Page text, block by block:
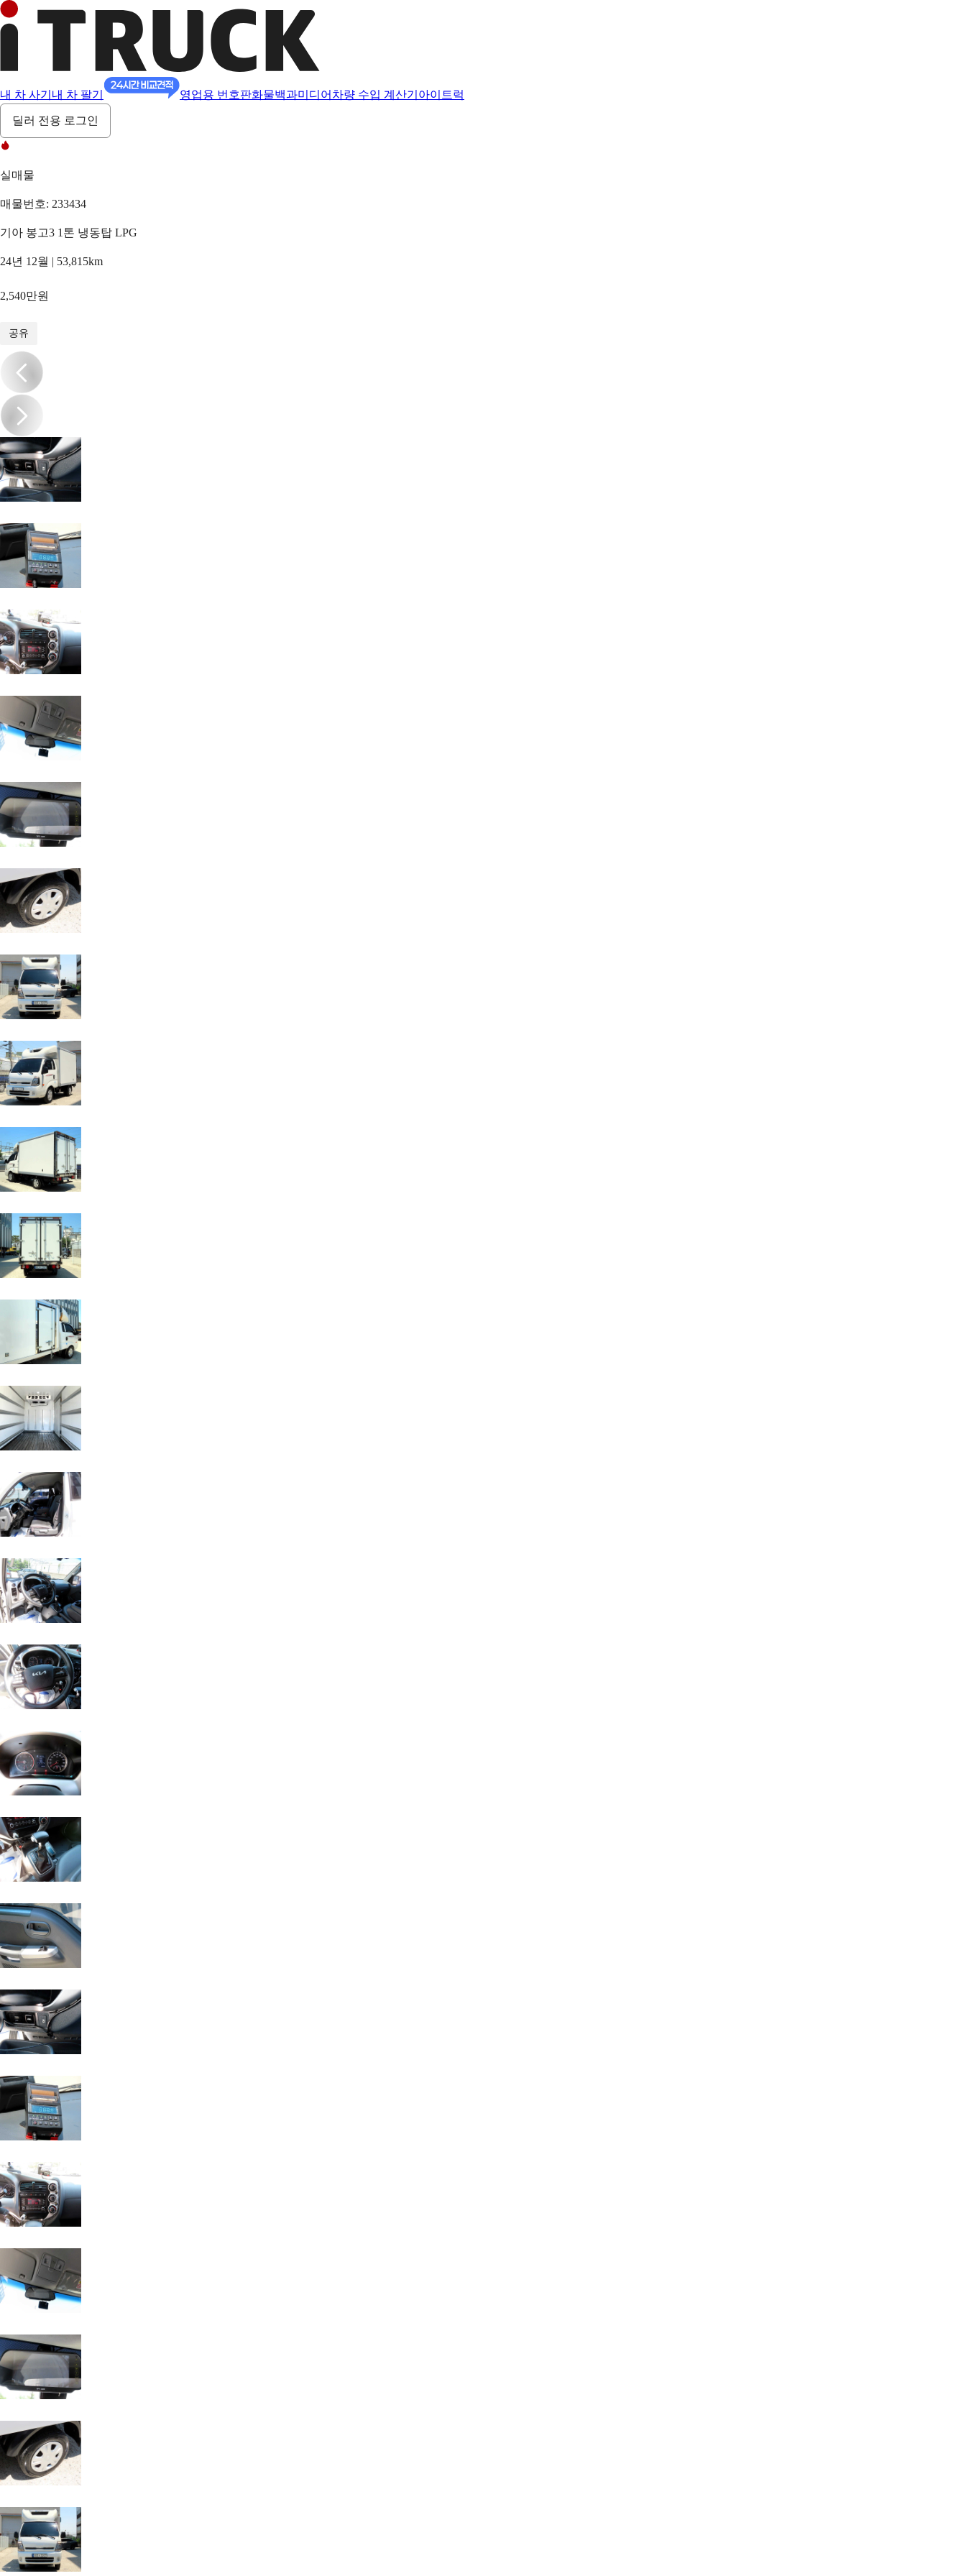
내 차 사기 내 차 팔기 영업용 번호판화물백과미디어 차량 수입 계산기 아이트럭
딜러 전용 로그인
실매물
매물번호: 233434
기아 봉고3 1톤 냉동탑 LPG
24년 12월 | 53,815km
2,540만원
공유
/18